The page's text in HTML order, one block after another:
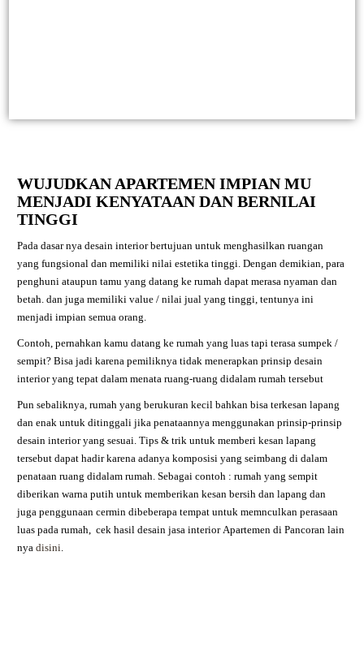
WUJUDKAN APARTEMEN IMPIAN MU
MENJADI KENYATAAN DAN BERNILAI
TINGGI
Pada dasar nya desain interior bertujuan untuk menghasilkan ruangan
yang fungsional dan memiliki nilai estetika tinggi. Dengan demikian, para
penghuni ataupun tamu yang datang ke rumah dapat merasa nyaman dan
betah. dan juga memiliki value / nilai jual yang tinggi, tentunya ini
menjadi impian semua orang.
Contoh, pernahkan kamu datang ke rumah yang luas tapi terasa sumpek /
sempit? Bisa jadi karena pemiliknya tidak menerapkan prinsip desain
interior yang tepat dalam menata ruang-ruang didalam rumah tersebut
Pun sebaliknya, rumah yang berukuran kecil bahkan bisa terkesan lapang
dan enak untuk ditinggali jika penataannya menggunakan prinsip-prinsip
desain interior yang sesuai. Tips & trik untuk memberi kesan lapang
tersebut dapat hadir karena adanya komposisi yang seimbang di dalam
penataan ruang didalam rumah. Sebagai contoh : rumah yang sempit
diberikan warna putih untuk memberikan kesan bersih dan lapang dan
juga penggunaan cermin dibeberapa tempat untuk memnculkan perasaan
luas pada rumah, cek hasil desain jasa interiorApartemen diPancoran lain
nyadisini.